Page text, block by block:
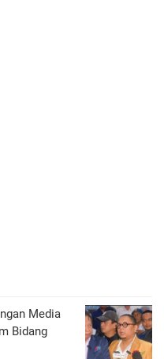
Media
Bidang